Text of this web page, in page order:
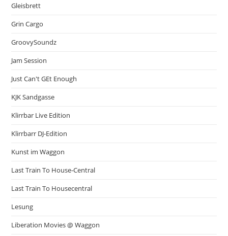
Gleisbrett
Grin Cargo
GroovySoundz
Jam Session
Just Can't GEt Enough
KJK Sandgasse
Klirrbar Live Edition
Klirrbarr DJ-Edition
Kunst im Waggon
Last Train To House-Central
Last Train To Housecentral
Lesung
Liberation Movies @ Waggon